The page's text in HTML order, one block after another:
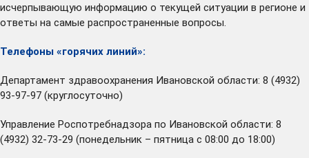
исчерпывающую информацию о текущей ситуации в регионе и
ответы на самые распространенные вопросы.
Телефоны «горячих линий»:
Департамент здравоохранения Ивановской области: 8 (4932)
93-97-97 (круглосуточно)
Управление Роспотребнадзора по Ивановской области: 8
(4932) 32-73-29 (понедельник – пятница с 08:00 до 18:00)